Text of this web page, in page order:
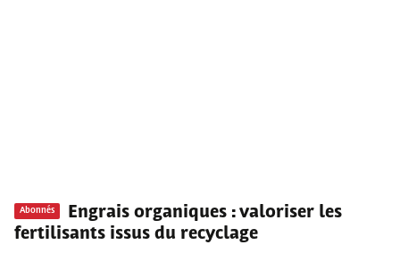
Abonnés Engrais organiques : valoriser les
fertilisants issus du recyclage